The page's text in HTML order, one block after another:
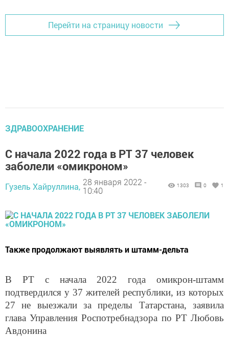
Перейти на страницу новости
ЗДРАВООХРАНЕНИЕ
С начала 2022 года в РТ 37 человек
заболели «омикроном»
Гузель Хайруллина, 28 января 2022 -
10:40
1303 0 1
Также продолжают выявлять и штамм-дельта
В РТ с начала 2022 года омикрон-штамм
подтвердился у 37 жителей республики, из которых
27 не выезжали за пределы Татарстана, заявила
глава Управления Роспотребнадзора по РТ Любовь
Авдонина